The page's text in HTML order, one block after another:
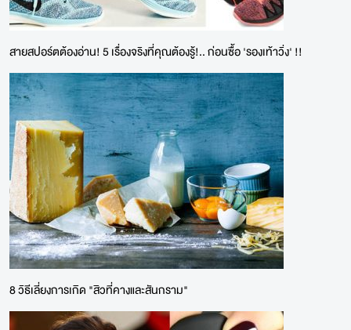
สายสปอร์ตต้องอ่าน! 5 เรื่องจริงที่คุณต้องรู้!.. ก่อนซื้อ 'รองเท้าวิ่ง' !!
8 วิธีเลี่ยงการเกิด "สิวที่คางและสันกราม"